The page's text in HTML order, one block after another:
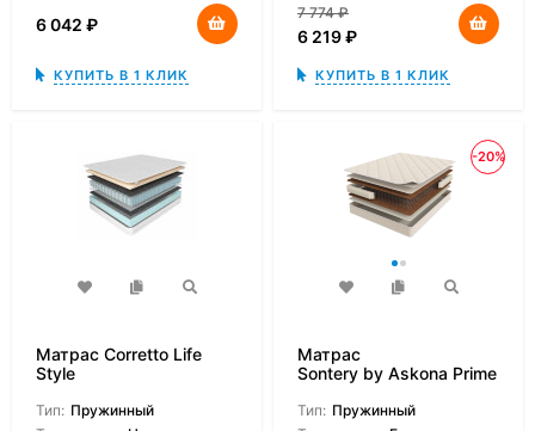
6 042 ₽
КУПИТЬ В 1 КЛИК
7 774₽
6 219₽
КУПИТЬ В 1 КЛИК
Матрас Corretto Life
Style
Тип: Пружинный
-20%
Матрас
Sontery by Askona Prime
Тип: Пружинный